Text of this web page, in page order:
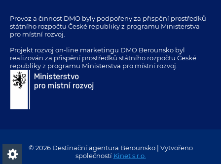
Provoz a činnost DMO byly podpořeny za přispění prostředků
státního rozpočtu České republiky z programu Ministerstva
pro místní rozvoj.
Projekt rozvoj on-line marketingu DMO Berounsko byl
realizován za přispění prostředků státního rozpočtu České
republiky z programu Ministerstva pro místní rozvoj.
© 2026 Destinační agentura Berounsko | Vytvořeno
společností Kinet s.r.o.